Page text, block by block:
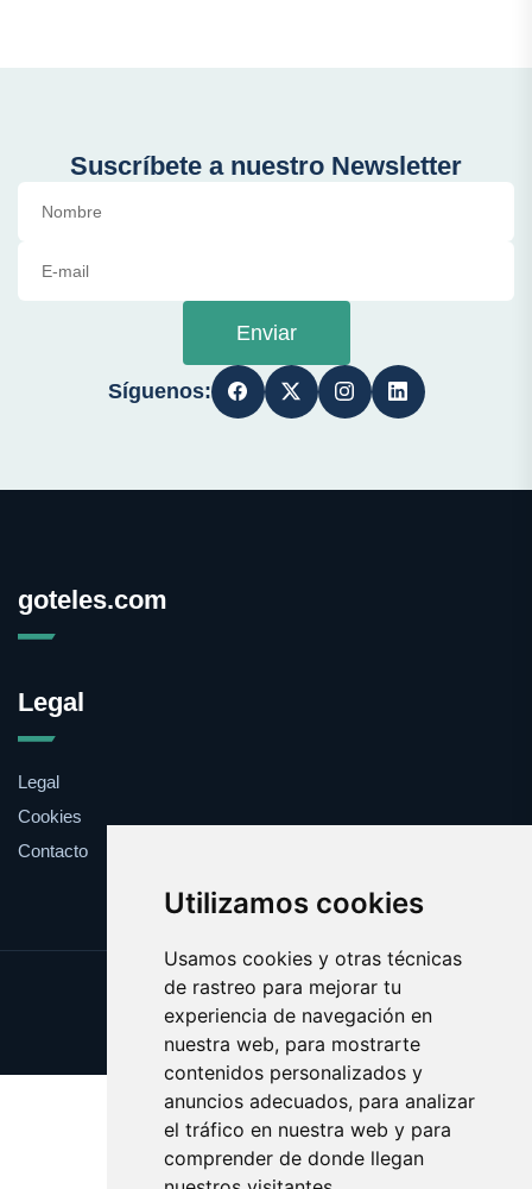
Utilizamos cookies
Usamos cookies y otras técnicas
de rastreo para mejorar tu
experiencia de navegación en
nuestra web, para mostrarte
contenidos personalizados y
anuncios adecuados, para analizar
el tráfico en nuestra web y para
comprender de donde llegan
Suscríbete a nuestro Newsletter
Enviar
Síguenos:
goteles.com
Legal
Legal
Cookies
Contacto
Update cookies preferences
Copyright © 2025 goteles.com